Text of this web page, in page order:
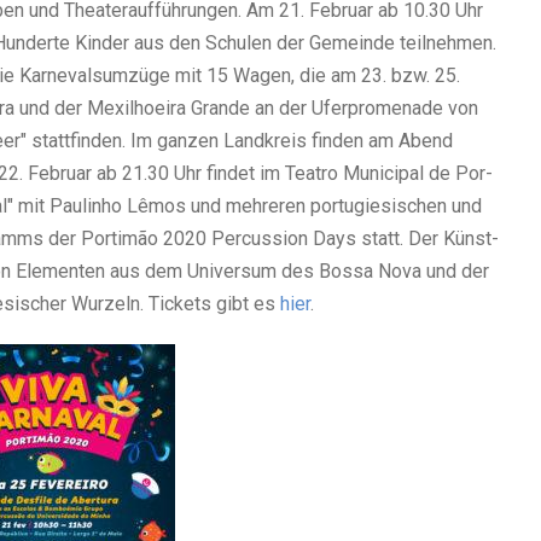
und Thea­ter­auf­füh­run­gen. Am 21. Febru­ar ab 10.30 Uhr
Kin­der aus den Schu­len der Gemein­de teil­neh­men.
Kar­ne­vals­um­zü­ge mit 15 Wagen, die am 23. bzw. 25.
der Mexil­hoei­ra Gran­de an der Ufer­pro­me­na­de von
statt­fin­den. Im gan­zen Land­kreis fin­den am Abend
Febru­ar ab 21.30 Uhr fin­det im Tea­tro Muni­ci­pal de Por­
mit Paul­in­ho Lêmos und meh­re­ren por­tu­gie­si­schen und
der Por­timão 2020 Per­cus­sion Days statt. Der Künst­
aus dem Uni­ver­sum des Bos­sa Nova und der
Wur­zeln. Tickets gibt es hier.